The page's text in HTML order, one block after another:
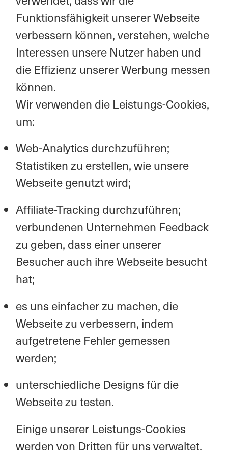
Funktionsfähigkeit unserer Webseite
verbessern können, verstehen, welche
Interessen unsere Nutzer haben und
die Effizienz unserer Werbung messen
können.
Wir verwenden die Leistungs-Cookies,
um:
Web-Analytics durchzuführen;
Statistiken zu erstellen, wie unsere
Webseite genutzt wird;
Affiliate-Tracking durchzuführen;
verbundenen Unternehmen Feedback
zu geben, dass einer unserer
Besucher auch ihre Webseite besucht
hat;
es uns einfacher zu machen, die
Webseite zu verbessern, indem
aufgetretene Fehler gemessen
werden;
unterschiedliche Designs für die
Webseite zu testen.
Einige unserer Leistungs-Cookies
werden von Dritten für uns verwaltet.